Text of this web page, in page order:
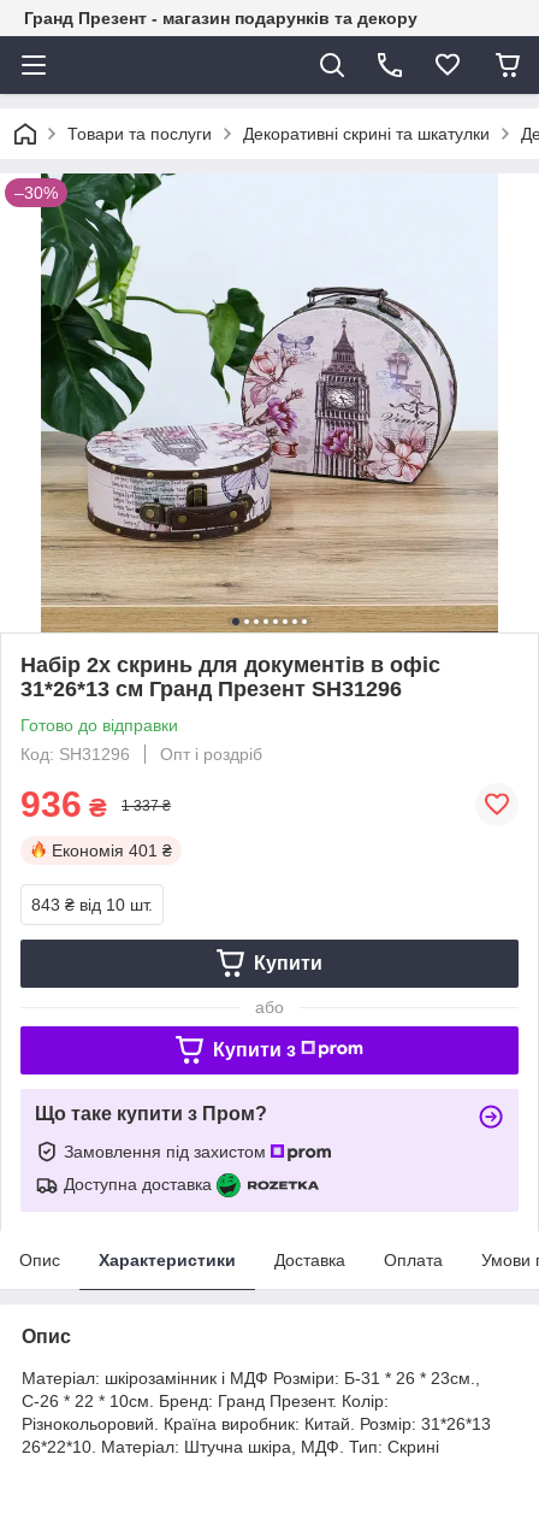
Гранд Презент - магазин подарунків та декору
Товари та послуги Декоративні скрині та шкатулки
–30%
Набір 2х скринь для документів в офіс
31*26*13 см Гранд Презент SH31296
Готово до відправки
Код: SH31296
Опт і роздріб
936 ₴ 1 337 ₴
Економія 401 ₴
843 ₴ від 10 шт.
Купити
або
Купити з
Що таке купити з Пром?
Замовлення під захистом
Доступна доставка
Опис Характеристики Доставка Оплата Умови
Опис
Матеріал: шкірозамінник і МДФ Розміри: Б-31 * 26 * 23см.,
С-26 * 22 * 10см. Бренд: Гранд Презент. Колір:
Різнокольоровий. Країна виробник: Китай. Розмір: 31*26*13
26*22*10. Матеріал: Штучна шкіра, МДФ. Тип: Скрині